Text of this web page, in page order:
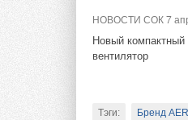
НОВОСТИ СОК 7
Новый компактный
вентилятор
Тэги: Бренд
НОВОСТИ СОК 29
2023
Перспективы роста
годы